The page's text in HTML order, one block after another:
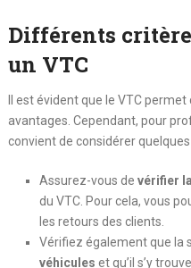
Différents
un VTC
Il est évident que le VTC
avantages. Cependant, pour
convient de considérer
Assurez-vous de vérifier
du VTC. Pour cela, vous
les retours des clients.
Vérifiez également que la
véhicules et qu’il s’y